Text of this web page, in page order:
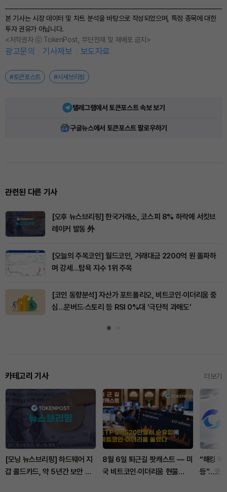
본 기사는 시장 데이터 및 차트 분석을 바탕으로 작성되었으며, 특정 종목에 대한
투자 권유가 아닙니다.
<저작권자 ⓒ TokenPost, 무단전재 및 재배포 금지>
광고문의 기사제보 보도자료
#토큰포스트 #시세브리핑
텔레그램에서 토큰포스트 속보 보기
구글뉴스에서 토큰포스트 팔로우하기
관련된 다른 기사
[오후 뉴스브리핑] 한국거래소, 코스피 8% 하락에 서킷브
레이커 발동 外
[오늘의 주목코인] 월드코인, 거래대금 2200억 원 돌파하
며 강세…탐욕 지수 1위 주목
[코인 동향분석] 자산가 포트폴리오, 비트코인·이더리움 중
심…문버드·스토리 등 RSI 0%대 ‘극단적 과매도’
카테고리 기사 더보기
[모닝 뉴스브리핑] 하드웨어 지
갑 콜드카드, 약 5년간 보안 결
8월 6일 퇴근길 팟캐스트 — 미
국 비트코인·이더리움 현물
“해킹 악
등”…코